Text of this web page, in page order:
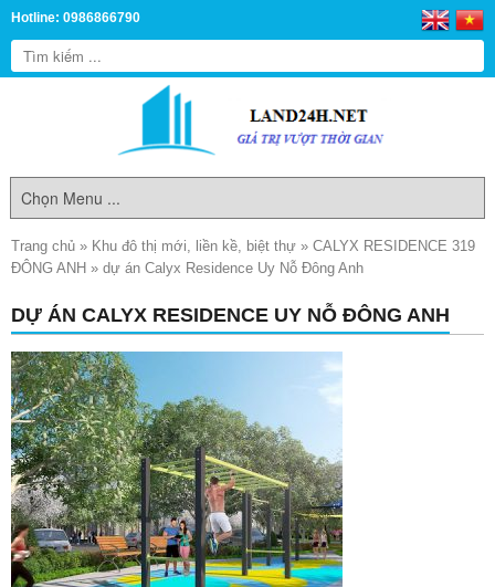
Hotline: 0986866790
Trang chủ » Khu đô thị mới, liền kề, biệt thự » CALYX RESIDENCE 319
ĐÔNG ANH » dự án Calyx Residence Uy Nỗ Đông Anh
DỰ ÁN CALYX RESIDENCE UY NỖ ĐÔNG ANH